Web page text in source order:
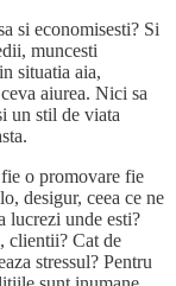
si economisesti? Si
muncesti
situatia aia,
aiurea. Nici sa
un stil de viata
o promovare fie
desigur, ceea ce ne
lucrezi unde esti?
clientii? Cat de
stressul? Pentru